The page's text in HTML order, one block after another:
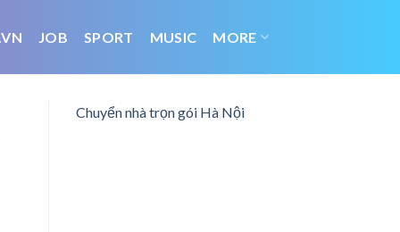
JOB SPORT MUSIC MORE
Chuyển nhà trọn gói Hà Nội